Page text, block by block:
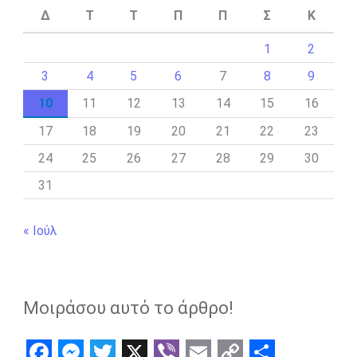
Δ Τ Τ Π Π Σ Κ
1
2
3
4 5 6 7 8
9
10
11 12 13 14 15
16
17
18 19 20 21 22
23
24
25 26 27 28 29
30
31
« Ιούλ
Μοιράσου αυτό το άρθρο!